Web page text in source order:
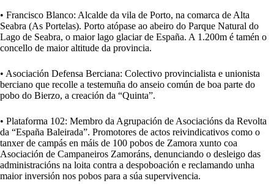
• Francisco Blanco: Alcalde da vila de Porto, na comarca de Alta
Seabra (As Portelas). Porto atópase ao abeiro do Parque Natural do
Lago de Seabra, o maior lago glaciar de España. A 1.200m é tamén o
concello de maior altitude da provincia.
• Asociación Defensa Berciana: Colectivo provincialista e unionista
berciano que recolle a testemuña do anseio común de boa parte do
pobo do Bierzo, a creación da “Quinta”.
• Plataforma 102: Membro da Agrupación de Asociacións da Revolta
da “España Baleirada”. Promotores de actos reivindicativos como o
tanxer de campás en máis de 100 pobos de Zamora xunto coa
Asociación de Campaneiros Zamoráns, denunciando o desleigo das
administracións na loita contra a despoboación e reclamando unha
maior inversión nos pobos para a súa supervivencia.